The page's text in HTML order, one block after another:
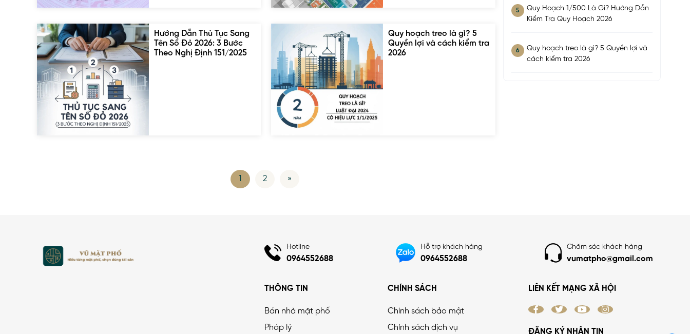
Hướng Dẫn Thủ Tục Sang
Tên Sổ Đỏ 2026: 3 Bước
Theo Nghị Định 151/2025
Quy hoạch treo là gì? 5
Quyền lợi và cách kiểm tra
2026
1 2 »
5
Quy Hoạch 1/500 Là Gì? Hướng Dẫn
Kiểm Tra Quy Hoạch 2026
6
Quy hoạch treo là gì? 5 Quyền lợi và
cách kiểm tra 2026
Hotline
0964552688
Hỗ trợ khách hàng
0964552688
Chăm sóc khách hàng
vumatpho@gmail.com
THÔNG TIN
Bán nhà mặt phố
Pháp lý
CHÍNH SÁCH
Chính sách bảo mật
Chính sách dịch vụ
LIÊN KẾT MẠNG XÃ HỘI
ĐĂNG KÝ NHẬN TIN